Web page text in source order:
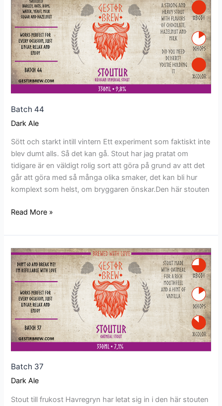
Batch 44
Dark Ale
Sött och starkt intill vintern Ett experiment som faktiskt inte
blev dumt alls. Så det kan gå. Stout har jag pratat om
tidigare är en väldigt rolig sort att göra på grund av att det
går att göra med så många olika smaker, det kan bli hur
komplext som helst, om bryggaren önskar.Den här stouten
44
Read More »
Batch 37
Dark Ale
Stout till frukost Havregryn har letat sig in i den här stouten
Batch
37